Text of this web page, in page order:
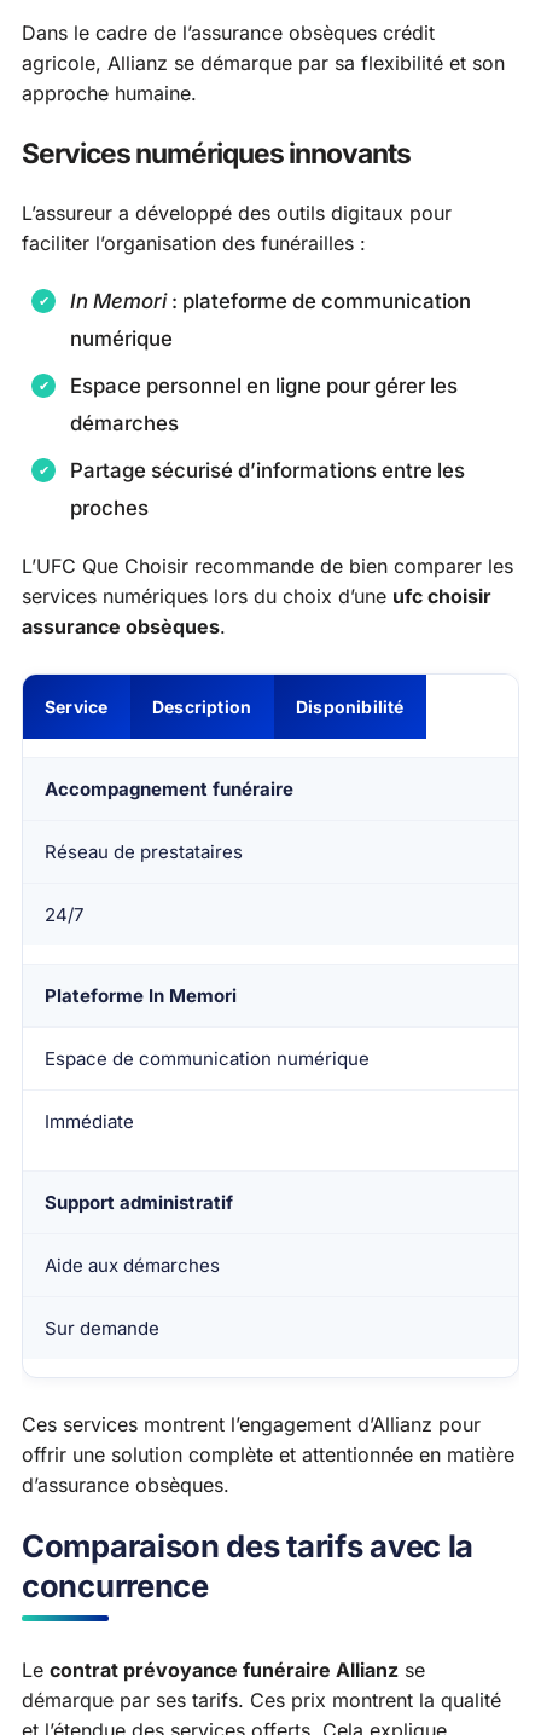
Dans le cadre de l’assurance obsèques crédit
agricole, Allianz se démarque par sa flexibilité et son
approche humaine.
Services numériques innovants
L’assureur a développé des outils digitaux pour
faciliter l’organisation des funérailles :
In Memori: plateforme de communication
numérique
Espace personnel en ligne pour gérer les
démarches
Partage sécurisé d’informations entre les
proches
L’UFC Que Choisir recommande de bien comparer les
services numériques lors du choix d’une ufc choisir
assurance obsèques.
Service Description Disponibilité
Accompagnement funéraire
Réseau de prestataires
24/7
Plateforme In Memori
Espace de communication numérique
Immédiate
Support administratif
Aide aux démarches
Sur demande
Ces services montrent l’engagement d’Allianz pour
offrir une solution complète et attentionnée en matière
d’assurance obsèques.
Comparaison des tarifs avec la
concurrence
Le contrat prévoyance funéraire Allianz se
démarque par ses tarifs. Ces prix montrent la qualité